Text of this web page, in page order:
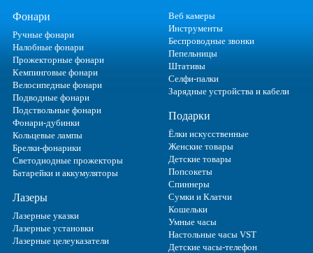
Фонари
Ручные фонари
Налобные фонари
Прожекторные фонари
Кемпинговые фонари
Велосипедные фонари
Подводные фонари
Подствольные фонари
Фонари-дубинки
Кольцевые лампы
Брелки-фонарики
Светодиодные прожекторы
Батарейки и аккумуляторы
Лазеры
Лазерные указки
Лазерные установки
Лазерные целеуказатели
Веб камеры
Инструменты
Беспроводные звонки
Пепельницы
Штативы
Селфи-палки
Зарядные устройства и кабели
Подарки
Ёлки искусственные
Женские товары
Детские товары
Попсокеты
Спиннеры
Сумки и Клатчи
Кошельки
Умные часы
Настольные часы VST
Детские часы-телефон